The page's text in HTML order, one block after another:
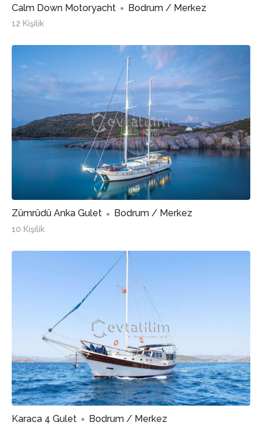
Calm Down Motoryacht Bodrum / Merkez
12 Kişilik
Zümrüdü Anka Gulet Bodrum / Merkez
10 Kişilik
Karaca 4 Gulet Bodrum / Merkez